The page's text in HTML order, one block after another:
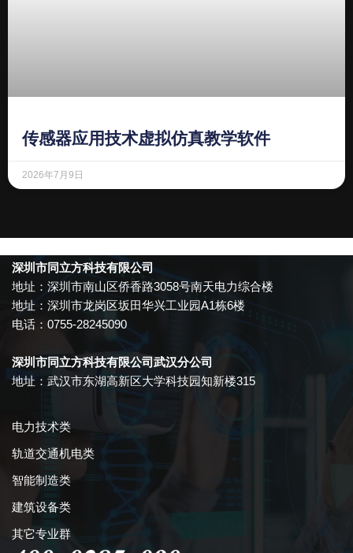
传感器应用技术虚拟仿真教学软件
2026年7月9日
深圳市同立方科技有限公司
地址：深圳市南山区侨香路3058号南天电力综合楼
地址：深圳市龙岗区坂田华兴工业园A1栋6楼
电话：0755-28245090
深圳市同立方科技有限公司武汉分公司
地址：武汉市东湖高新区大学科技园知新楼315
电力技术类
轨道交通机电类
智能制造类
建筑设备类
其它专业群